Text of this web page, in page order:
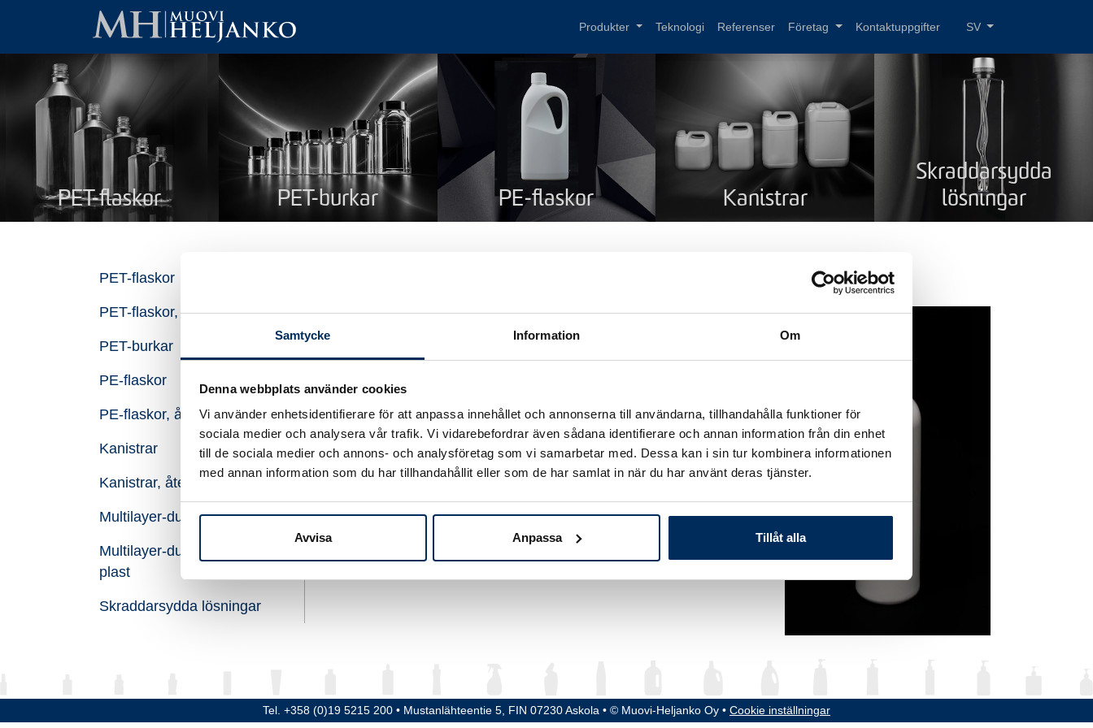
Samtycke Information Om
Denna webbplats använder cookies
Vi använder enhetsidentifierare för att anpassa innehållet och annonserna till användarna, tillhandahålla funktioner för
sociala medier och analysera vår trafik. Vi vidarebefordrar även sådana identifierare och annan information från din enhet
till de sociala medier och annons- och analysföretag som vi samarbetar med. Dessa kan i sin tur kombinera informationen
med annan information som du har tillhandahållit eller som de har samlat in när du har använt deras tjänster.
Avvisa Anpassa Tillåt alla
Produkter Teknologi Referenser Företag Kontaktuppgifter SV
PET-flaskor PET-burkar PE-flaskor Kanistrar
Skraddarsydda
lösningar
PET-flaskor
PET-flaskor, återvunnen plast
PET-burkar
PE-flaskor
PE-flaskor, återvunnen plast
Kanistrar
Kanistrar, återvunnen plast
Multilayer-dunken
Multilayer-dunken, återvunnen
plast
Skraddarsydda lösningar
Produkt kod
Volym
Höjd 187 mm
Diameter 49 mm
Material HDPE
Tel. +358 (0)19 5215 200 • Mustanlähteentie 5, FIN 07230 Askola • © Muovi-Heljanko Oy • Cookie inställningar